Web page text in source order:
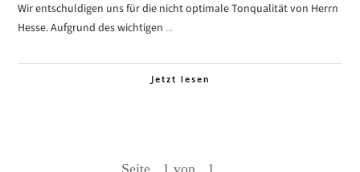
Wir entschuldigen uns für die nicht optimale Tonqualität von Herrn
Hesse. Aufgrund des wichtigen ...
Jetzt lesen
Seite 1 von 1